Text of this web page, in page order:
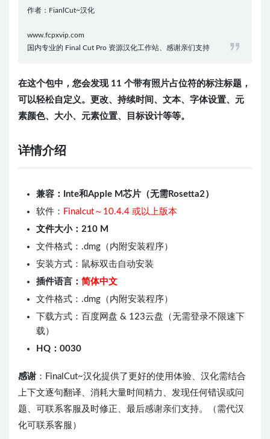
作者：FianlCut~汉化
www.fcpxvip.com
国内专业的 Final Cut Pro 资源汉化工作站、感谢亲们支持
在这个包中，您会发现 11 个带有照片占位符的标注标题，
可以轻松自定义。更改、持续时间、文本、字体设置、元
素颜色、大小、元素位置、目标设计等等。
详情介绍
兼容：Inte和Apple M芯片（无需Rosetta2）
软件： Finalcut～10.4.4 或以上版本
文件大小：210 M
文件格式：.dmg（内附安装程序）
安装方式：鼠标双击自动安装
插件语言： 简体中文
文件格式：.dmg（内附安装程序）
下载方式：百度网盘 & 123云盘（无需登录不限速下
载）
HQ：0030
感谢 ：FinalCut~汉化提供了更好的使用体验、汉化需结合
上下文逐句翻译、消耗大量时间精力、发现任何错误或问
题、可联系客服及时修正、最后感谢亲们支持。（需代汉
化可联系客服）